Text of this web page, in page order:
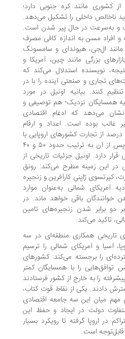
مانند کره جنوبی دارد؛
تولید ناخالص داخلی را تشکیل می‌دهد.
در حال پیر شدن است.
مسن به اندازه کافی مصرف
ال‌جی، هیوندای و سامسونگ
مانند چین، آمریکا و
استدلال می‌کند که
و صنعتی آینده را با در
بیانیه اونیل در مورد
نزدیک- هم توصیفی و
که ادغام اقتصادی
است. اعداد و ارقام
نزدیک به ۷۰ درصد از تجارت کشورهای اروپایی با
سایر کشورهای منطقه است و پس از آن به ترتیب حدود ۵۰ و ۴۰
اونیل جزئیات تاریخی از
زمینه مطرح می‌کند: رونق
ژاپنیِ کارآفرین و زنجیره
شمالی به‌عنوان موارد
باقی خواهد ماند. در
شدن زنجیره‌های تامین
می‌کند.
همکاری منطقه‌ای در سه
و آمریکای شمالی را ترسیم
برجسته می‌کند: کشورهای
را با همسایگان کمتر
را به خارج از کشور فرستادند
یکی از نقاط قوت کتاب،
این سه جامعه اقتصادی
در ایجاد و حفظ این
گرفته تا رویکرد بسیار
است.